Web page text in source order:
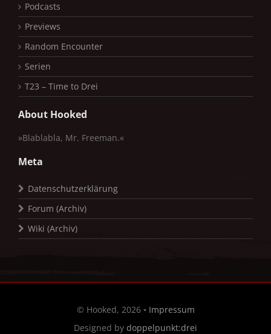
Podcasts
Previews
Random Encounter
Serien
T23 – Time to Drei
About Hooked
»Blablabla, Mr. Freeman.«
Meta
Datenschutzerklärung
Forum (Archiv)
Wiki (Archiv)
© Hooked, 2026 • Impressum
Designed by doppelpunkt:drei